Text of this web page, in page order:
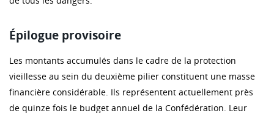
Épilogue provisoire
Les montants accumulés dans le cadre de la protection
vieillesse au sein du deuxième pilier constituent une masse
financière considérable. Ils représentent actuellement près
de quinze fois le budget annuel de la Confédération. Leur